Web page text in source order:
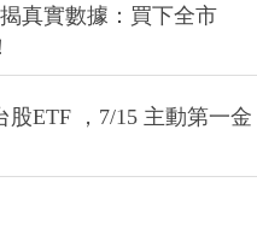
真實數據：買下全市
ETF ，7/15 主動第一金